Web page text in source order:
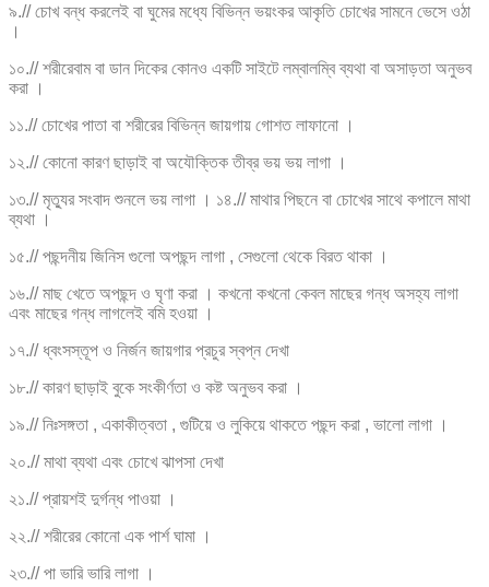
৯.// চোখ বন্ধ করলেই বা ঘুমের মধ্যে বিভিন্ন ভয়ংকর আকৃতি চোখের সামনে ভেসে ওঠা
।
১০.// শরীরেবাম বা ডান দিকের কোনও একটি সাইটে লম্বালম্বি ব্যথা বা অসাড়তা অনুভব
করা ।
১১.// চোখের পাতা বা শরীরের বিভিন্ন জায়গায় গোশত লাফানো ।
১২.// কোনো কারণ ছাড়াই বা অযৌক্তিক তীব্র ভয় ভয় লাগা ।
১৩.// মৃত্যুর সংবাদ শুনলে ভয় লাগা । ১৪.// মাথার পিছনে বা চোখের সাথে কপালে মাথা
ব্যথা ।
১৫.// পছন্দনীয় জিনিস গুলো অপছন্দ লাগা , সেগুলো থেকে বিরত থাকা ।
১৬.// মাছ খেতে অপছন্দ ও ঘৃণা করা । কখনো কখনো কেবল মাছের গন্ধ অসহ্য লাগা
এবং মাছের গন্ধ লাগলেই বমি হওয়া ।
১৭.// ধ্বংসস্তূপ ও নির্জন জায়গার প্রচুর স্বপ্ন দেখা
১৮.// কারণ ছাড়াই বুকে সংকীর্ণতা ও কষ্ট অনুভব করা ।
১৯.// নিঃসঙ্গতা , একাকীত্বতা , গুটিয়ে ও লুকিয়ে থাকতে পছন্দ করা , ভালো লাগা ।
২০.// মাথা ব্যথা এবং চোখে ঝাপসা দেখা
২১.// প্রায়শই দুর্গন্ধ পাওয়া ।
২২.// শরীরের কোনো এক পার্শ ঘামা ।
২৩.// পা ভারি ভারি লাগা ।